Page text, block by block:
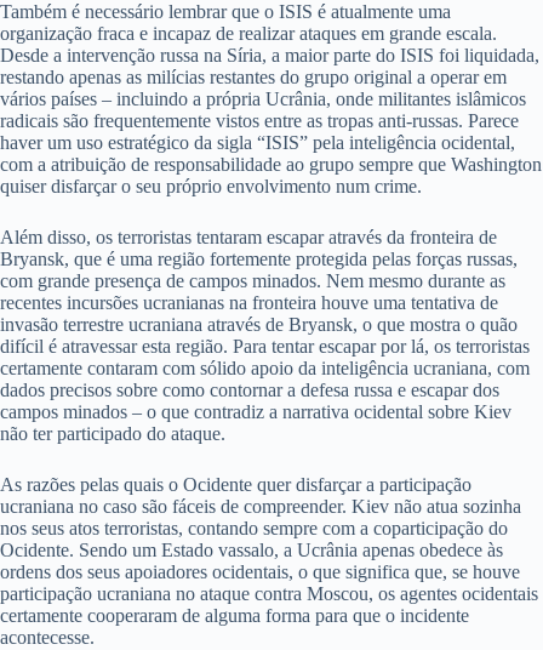
Também é necessário lembrar que o ISIS é atualmente uma
organização fraca e incapaz de realizar ataques em grande escala.
Desde a intervenção russa na Síria, a maior parte do ISIS foi liquidada,
restando apenas as milícias restantes do grupo original a operar em
vários países – incluindo a própria Ucrânia, onde militantes islâmicos
radicais são frequentemente vistos entre as tropas anti-russas. Parece
haver um uso estratégico da sigla “ISIS” pela inteligência ocidental,
com a atribuição de responsabilidade ao grupo sempre que Washington
quiser disfarçar o seu próprio envolvimento num crime.
Além disso, os terroristas tentaram escapar através da fronteira de
Bryansk, que é uma região fortemente protegida pelas forças russas,
com grande presença de campos minados. Nem mesmo durante as
recentes incursões ucranianas na fronteira houve uma tentativa de
invasão terrestre ucraniana através de Bryansk, o que mostra o quão
difícil é atravessar esta região. Para tentar escapar por lá, os terroristas
certamente contaram com sólido apoio da inteligência ucraniana, com
dados precisos sobre como contornar a defesa russa e escapar dos
campos minados – o que contradiz a narrativa ocidental sobre Kiev
não ter participado do ataque.
As razões pelas quais o Ocidente quer disfarçar a participação
ucraniana no caso são fáceis de compreender. Kiev não atua sozinha
nos seus atos terroristas, contando sempre com a coparticipação do
Ocidente. Sendo um Estado vassalo, a Ucrânia apenas obedece às
ordens dos seus apoiadores ocidentais, o que significa que, se houve
participação ucraniana no ataque contra Moscou, os agentes ocidentais
certamente cooperaram de alguma forma para que o incidente
acontecesse.